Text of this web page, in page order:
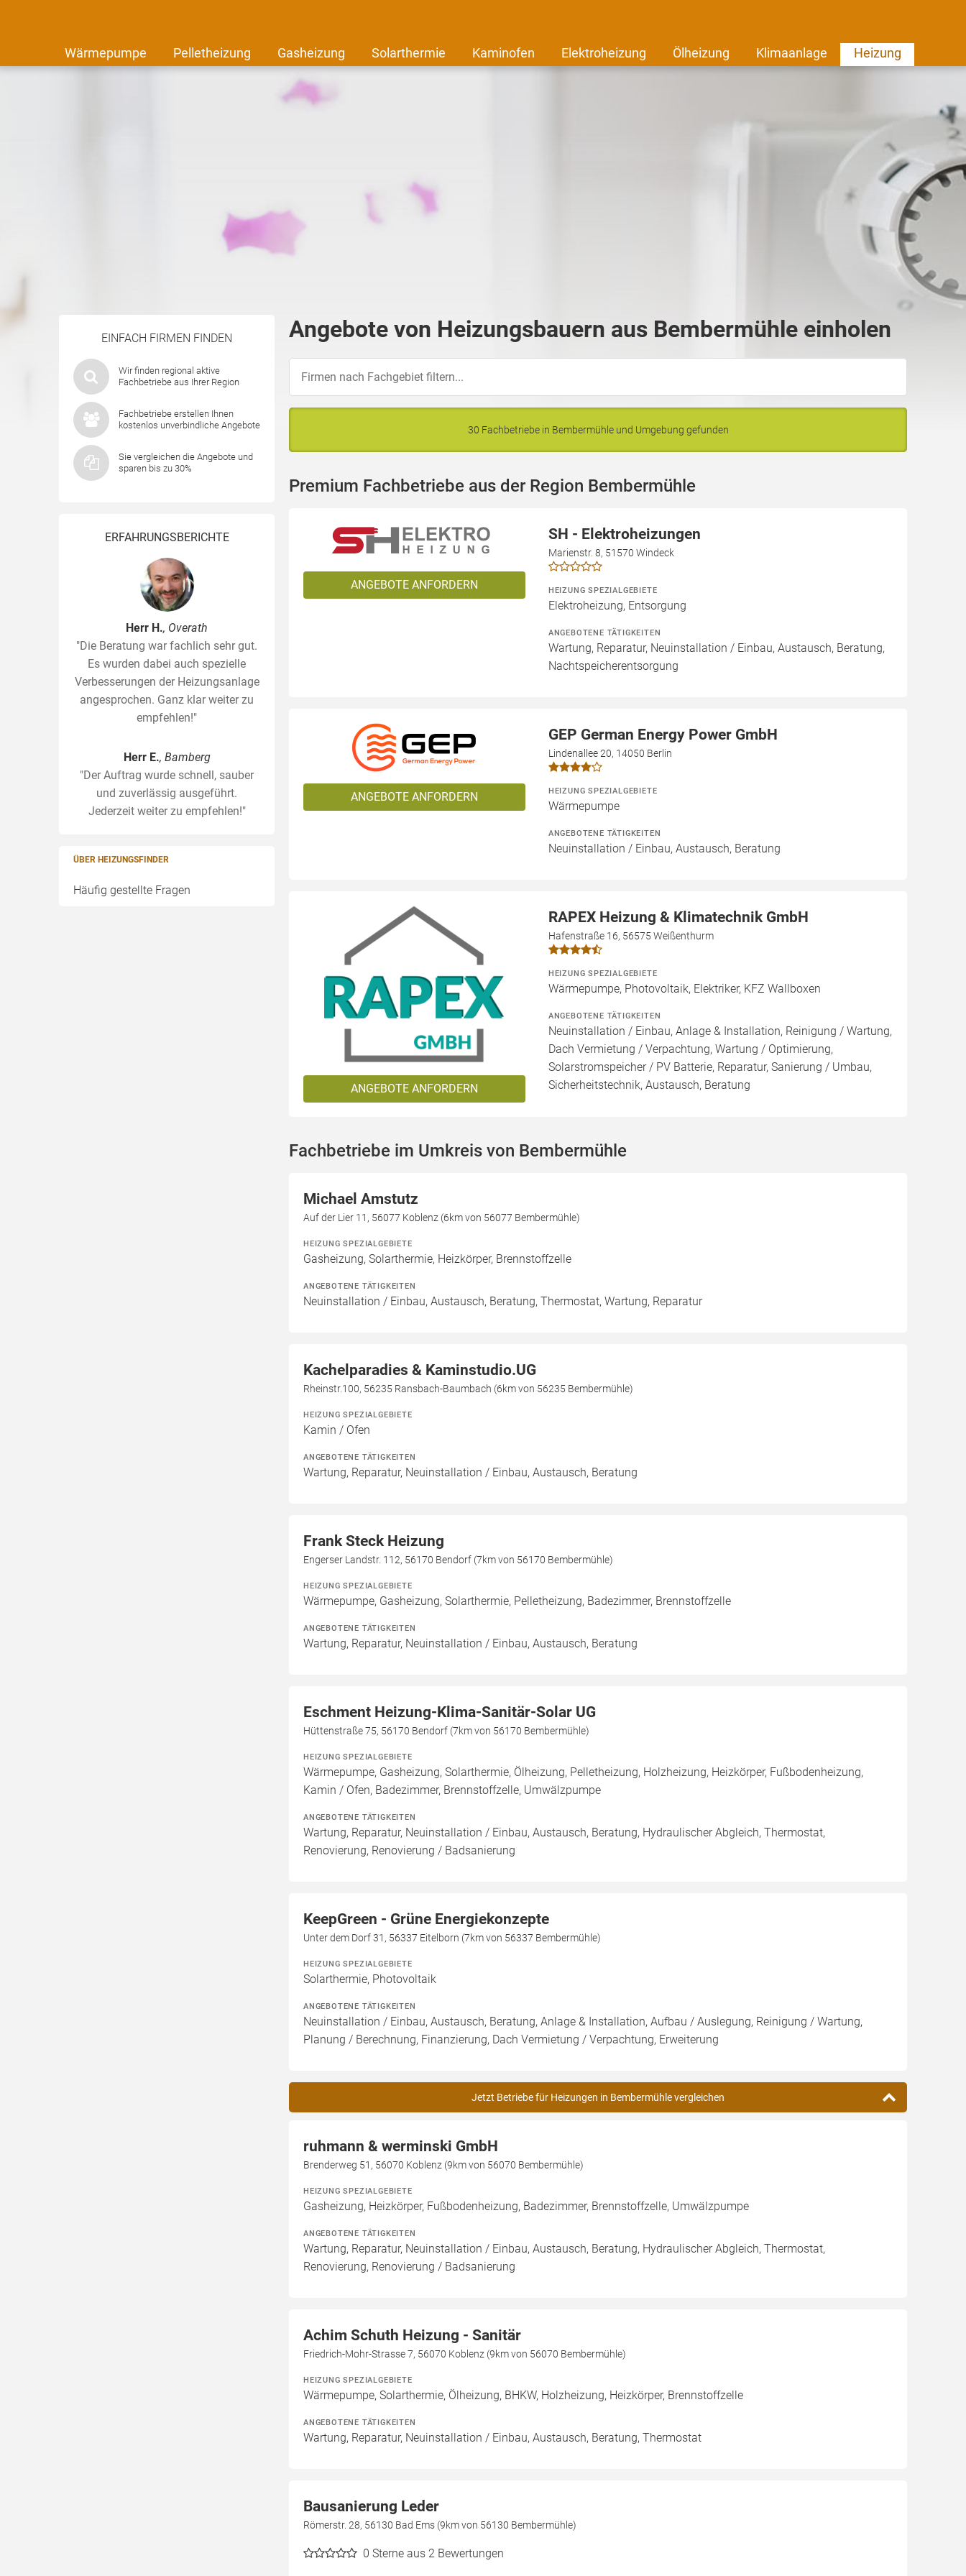
Wärmepumpe Pelletheizung Gasheizung Solarthermie Kaminofen Elektroheizung Ölheizung Klimaanlage Heizung
EINFACH FIRMEN FINDEN
Wir finden regional aktive
Fachbetriebe aus Ihrer Region
Fachbetriebe erstellen Ihnen
kostenlos unverbindliche Angebote
Sie vergleichen die Angebote und
sparen bis zu 30%
ERFAHRUNGSBERICHTE
Herr H., Overath
"Die Beratung war fachlich sehr gut.
Es wurden dabei auch spezielle
Verbesserungen der Heizungsanlage
angesprochen. Ganz klar weiter zu
empfehlen!"
Herr E., Bamberg
"Der Auftrag wurde schnell, sauber
und zuverlässig ausgeführt.
Jederzeit weiter zu empfehlen!"
ÜBER HEIZUNGSFINDER
Häufig gestellte Fragen
Angebote von Heizungsbauern aus Bembermühle einholen
30 Fachbetriebe in Bembermühle und Umgebung gefunden
Premium Fachbetriebe aus der Region Bembermühle
ANGEBOTE ANFORDERN
SH - Elektroheizungen
Marienstr. 8, 51570 Windeck
HEIZUNG SPEZIALGEBIETE
Elektroheizung, Entsorgung
ANGEBOTENE TÄTIGKEITEN
Wartung, Reparatur, Neuinstallation / Einbau, Austausch, Beratung,
Nachtspeicherentsorgung
ANGEBOTE ANFORDERN
GEP German Energy Power GmbH
Lindenallee 20, 14050 Berlin
HEIZUNG SPEZIALGEBIETE
Wärmepumpe
ANGEBOTENE TÄTIGKEITEN
Neuinstallation / Einbau, Austausch, Beratung
ANGEBOTE ANFORDERN
RAPEX Heizung & Klimatechnik GmbH
Hafenstraße 16, 56575 Weißenthurm
HEIZUNG SPEZIALGEBIETE
Wärmepumpe, Photovoltaik, Elektriker, KFZ Wallboxen
ANGEBOTENE TÄTIGKEITEN
Neuinstallation / Einbau, Anlage & Installation, Reinigung / Wartung,
Dach Vermietung / Verpachtung, Wartung / Optimierung,
Solarstromspeicher / PV Batterie, Reparatur, Sanierung / Umbau,
Sicherheitstechnik, Austausch, Beratung
Fachbetriebe im Umkreis von Bembermühle
Michael Amstutz
Auf der Lier 11, 56077 Koblenz (6km von 56077 Bembermühle)
HEIZUNG SPEZIALGEBIETE
Gasheizung, Solarthermie, Heizkörper, Brennstoffzelle
ANGEBOTENE TÄTIGKEITEN
Neuinstallation / Einbau, Austausch, Beratung, Thermostat, Wartung, Reparatur
Kachelparadies & Kaminstudio.UG
Rheinstr.100, 56235 Ransbach-Baumbach (6km von 56235 Bembermühle)
HEIZUNG SPEZIALGEBIETE
Kamin / Ofen
ANGEBOTENE TÄTIGKEITEN
Wartung, Reparatur, Neuinstallation / Einbau, Austausch, Beratung
Frank Steck Heizung
Engerser Landstr. 112, 56170 Bendorf (7km von 56170 Bembermühle)
HEIZUNG SPEZIALGEBIETE
Wärmepumpe, Gasheizung, Solarthermie, Pelletheizung, Badezimmer, Brennstoffzelle
ANGEBOTENE TÄTIGKEITEN
Wartung, Reparatur, Neuinstallation / Einbau, Austausch, Beratung
Eschment Heizung-Klima-Sanitär-Solar UG
Hüttenstraße 75, 56170 Bendorf (7km von 56170 Bembermühle)
HEIZUNG SPEZIALGEBIETE
Wärmepumpe, Gasheizung, Solarthermie, Ölheizung, Pelletheizung, Holzheizung, Heizkörper, Fußbodenheizung,
Kamin / Ofen, Badezimmer, Brennstoffzelle, Umwälzpumpe
ANGEBOTENE TÄTIGKEITEN
Wartung, Reparatur, Neuinstallation / Einbau, Austausch, Beratung, Hydraulischer Abgleich, Thermostat,
Renovierung, Renovierung / Badsanierung
KeepGreen - Grüne Energiekonzepte
Unter dem Dorf 31, 56337 Eitelborn (7km von 56337 Bembermühle)
HEIZUNG SPEZIALGEBIETE
Solarthermie, Photovoltaik
ANGEBOTENE TÄTIGKEITEN
Neuinstallation / Einbau, Austausch, Beratung, Anlage & Installation, Aufbau / Auslegung, Reinigung / Wartung,
Planung / Berechnung, Finanzierung, Dach Vermietung / Verpachtung, Erweiterung
Jetzt Betriebe für Heizungen in Bembermühle vergleichen
ruhmann & werminski GmbH
Brenderweg 51, 56070 Koblenz (9km von 56070 Bembermühle)
HEIZUNG SPEZIALGEBIETE
Gasheizung, Heizkörper, Fußbodenheizung, Badezimmer, Brennstoffzelle, Umwälzpumpe
ANGEBOTENE TÄTIGKEITEN
Wartung, Reparatur, Neuinstallation / Einbau, Austausch, Beratung, Hydraulischer Abgleich, Thermostat,
Renovierung, Renovierung / Badsanierung
Achim Schuth Heizung - Sanitär
Friedrich-Mohr-Strasse 7, 56070 Koblenz (9km von 56070 Bembermühle)
HEIZUNG SPEZIALGEBIETE
Wärmepumpe, Solarthermie, Ölheizung, BHKW, Holzheizung, Heizkörper, Brennstoffzelle
ANGEBOTENE TÄTIGKEITEN
Wartung, Reparatur, Neuinstallation / Einbau, Austausch, Beratung, Thermostat
Bausanierung Leder
Römerstr. 28, 56130 Bad Ems (9km von 56130 Bembermühle)
0 Sterne aus 2 Bewertungen